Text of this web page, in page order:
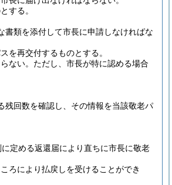
する。
類を添付して市長に申請しなければな
を再交付するものとする。
ない。 ただし、市長が特に認める場合
残回数を確認し、その情報を当該敬老パ
定める返還届により直ちに市長に敬老
ろにより払戻しを受けることができ